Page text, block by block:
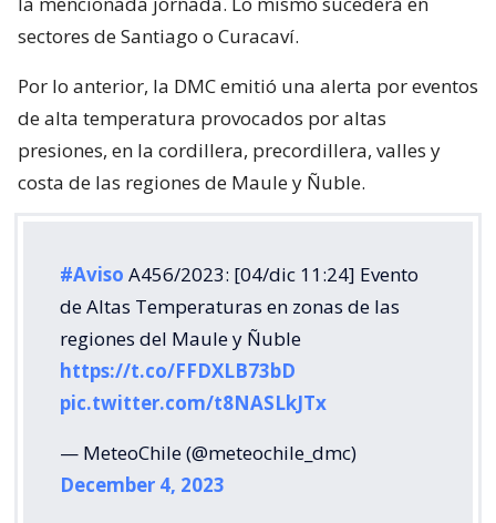
sectores de Santiago o Curacaví.
Por lo anterior, la DMC emitió una alerta por eventos
de alta temperatura provocados por altas
presiones, en la cordillera, precordillera, valles y
costa de las regiones de Maule y Ñuble.
#Aviso A456/2023: [04/dic 11:24] Evento
de Altas Temperaturas en zonas de las
regiones del Maule y Ñuble
https://t.co/FFDXLB73bD
pic.twitter.com/t8NASLkJTx
— MeteoChile (@meteochile_dmc)
December 4, 2023